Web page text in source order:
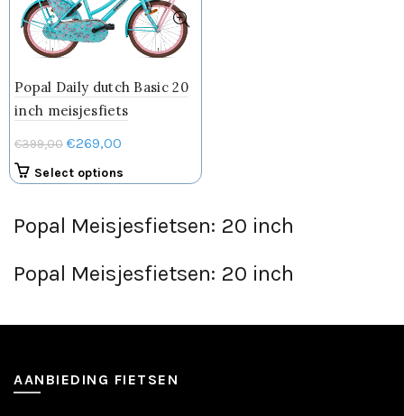
Popal Daily dutch Basic 20
inch meisjesfiets
€399,00 Oorspronkelijke
was:
€269,00
is:
Select options
meerdere
Deze
Popal Meisjesfietsen: 20 inch
Popal Meisjesfietsen: 20 inch
AANBIEDING FIETSEN